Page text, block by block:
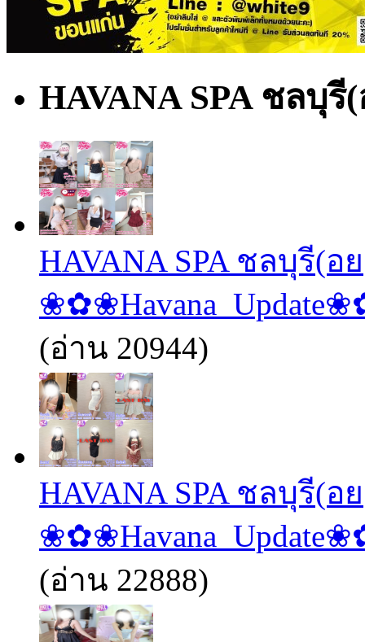
HAVANA SPA ชลบุ
HAVANA SPA ชลบุรี(อย
(อ่าน 20944)
HAVANA SPA ชลบุรี(อย
(อ่าน 22888)